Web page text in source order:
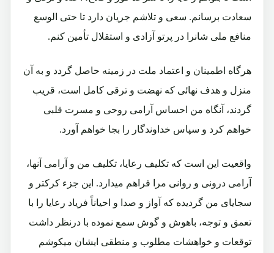
سعادت برسانم. سعی و تلاشم جریان دارد تا حتی الوسع
منافع ملی شانرا در پرتو آزادی و استقلال تأمین کنم.
هرگاه اطمینان و اعتماد ملت در زمینه حاصل گردد و به آن
منزل و هدف نهائی که نهضت و ترقی کامل است، قریب
گردند، آنگاه من احساس آرامی روحی و مسرت قلبی
خواهم کرد و سپاس خداوندگار را بجا خواهم آورد.
واقعیت این است که تکلیف رعایا، تکلیف من و آرامی آنها،
آرامی درونی و روانی مرا فراهم میدارد. این جزء کرکتر و
سجایای من گردیده که آواز و صدا و احیاناً فریاد رعایا را با
تعمق و توجه، باهوش و گوش سمع نموده با درنظر داشت
توقعات و خواهشات مطلوب و منطقی ایشان میکوشم